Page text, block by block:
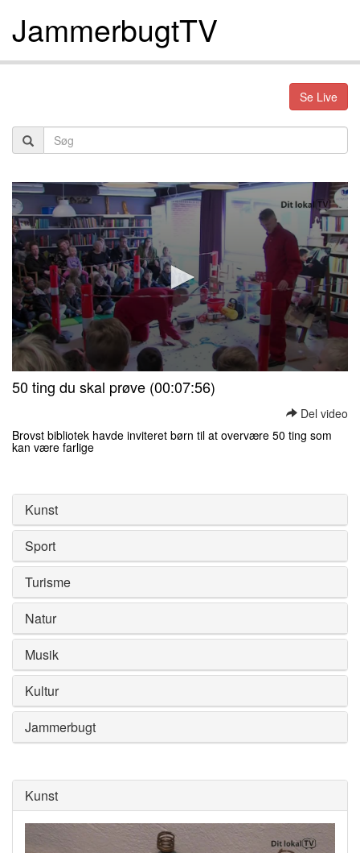
JammerbugtTV
Se Live
seconds
seconds
50 ting du skal prøve (00:07:56)
Del video
Brovst bibliotek havde inviteret børn til at overvære 50 ting som
kan være farlige
of
seconds
Kunst
Sport
Turisme
Natur
Musik
Kultur
Jammerbugt
Kunst